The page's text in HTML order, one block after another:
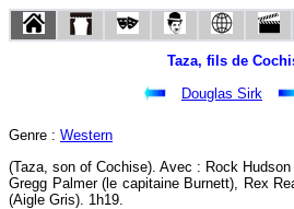
Taza, fils de
Douglas Sirk
Genre : Western
(Taza, son of Cochise). Avec : Rock Hudson
Gregg Palmer (le capitaine Burnett), Rex
(Aigle Gris). 1h19.